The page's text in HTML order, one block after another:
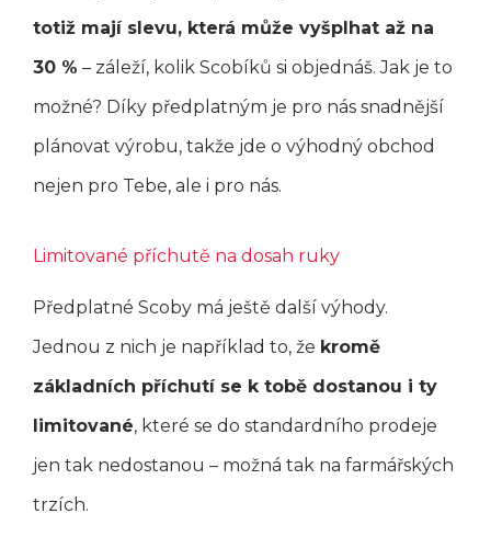
totiž mají slevu, která může vyšplhat až na
30 % – záleží, kolik Scobíků si objednáš. Jak je to
možné? Díky předplatným je pro nás snadnější
plánovat výrobu, takže jde o výhodný obchod
nejen pro Tebe, ale i pro nás.
Limitované příchutě na dosah ruky
Předplatné Scoby má ještě další výhody.
Jednou z nich je například to, že kromě
základních příchutí se k tobě dostanou i ty
limitované, které se do standardního prodeje
jen tak nedostanou – možná tak na farmářských
trzích.